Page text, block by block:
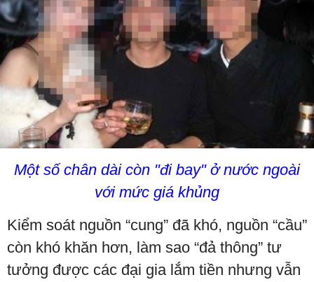
Một số chân dài còn "đi bay" ở nước ngoài
với mức giá khủng
Kiểm soát nguồn “cung” đã khó, nguồn “cầu”
còn khó khăn hơn, làm sao “đả thông” tư
tưởng được các đại gia lắm tiền nhưng vẫn